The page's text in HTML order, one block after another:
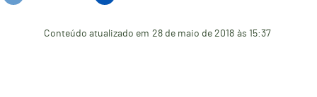
Conteúdo atualizado em 28 de maio de 2018 às 15:37